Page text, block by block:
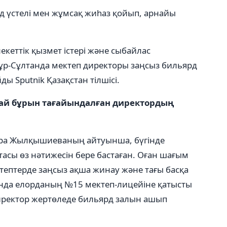
үстелі мен жұмсақ жиһаз қойып, арнайы
қызмет істері және сыбайлас
Сұлтанда мектеп директоры заңсыз бильярд
Sputnik Қазақстан тілшісі.
бұрын тағайындалған директордың
Жылқышиеваның айтуынша, бүгінде
өз нәтижесін бере бастаған. Оған шағым
заңсыз ақша жинау және тағы басқа
елорданың №15 мектеп-лицейіне қатысты
жертөледе бильярд залын ашып